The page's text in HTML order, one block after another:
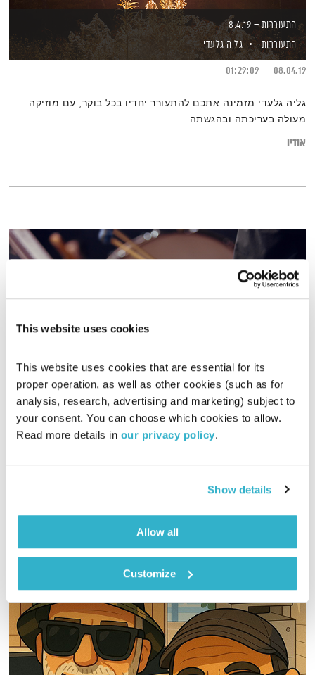
This website uses cookies
This website uses cookies that are essential for its
proper operation, as well as other cookies (such as for
analysis, research, advertising and marketing) subject to
your consent. You can choose which cookies to allow.
Read more details in our privacy policy.
Show details
Allow all
Customize
התעוררות – 8.4.19
התעוררות
גליה גלעדי
08.04.19
01:29:09
גליה גלעדי מזמינה אתכם להתעורר יחדיו בכל בוקר, עם מוזיקה
מעולה בעריכתה ובהגשתה
אודיו
סימני דרך – 27.10.14
סימני דרך
יאנו שדה
שעתיים של מוזיקה מכל העולם, בעריכת ובהגשת יאנו שדה
אודיו